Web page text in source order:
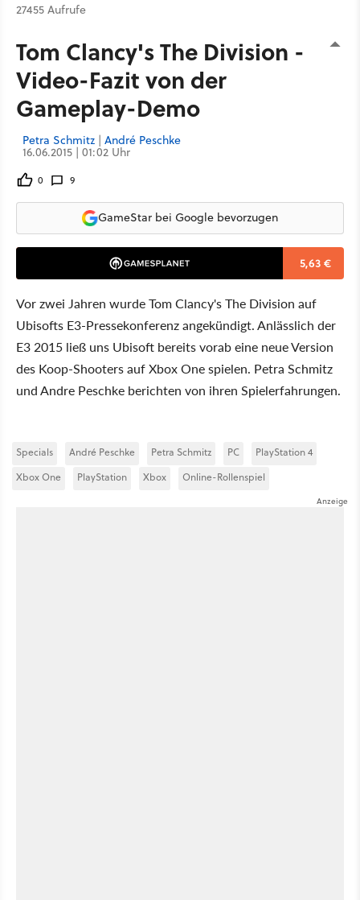
27455 Aufrufe
Tom Clancy's The Division -
Video-Fazit von der
Gameplay-Demo
Petra Schmitz | André Peschke
16.06.2015 | 01:02 Uhr
0 9
GameStar bei Google bevorzugen
5,63 €
Vor zwei Jahren wurde Tom Clancy's The Division auf
Ubisofts E3-Pressekonferenz angekündigt. Anlässlich der
E3 2015 ließ uns Ubisoft bereits vorab eine neue Version
des Koop-Shooters auf Xbox One spielen. Petra Schmitz
und Andre Peschke berichten von ihren Spielerfahrungen.
Specials André Peschke Petra Schmitz PC
PlayStation 4
Xbox One
PlayStation Xbox Online-Rollenspiel